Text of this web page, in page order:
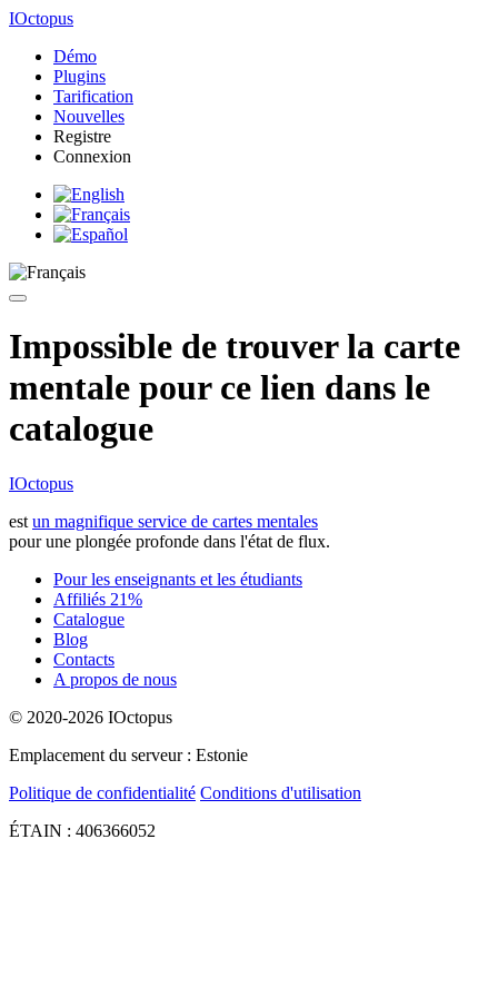
IOctopus
Démo
Plugins
Tarification
Nouvelles
Registre
Connexion
Impossible de trouver la carte
mentale pour ce lien dans le
catalogue
IOctopus
est un magnifique service de cartes mentales
pour une plongée profonde dans l'état de flux.
Pour les enseignants et les étudiants
Affiliés 21%
Catalogue
Blog
Contacts
A propos de nous
© 2020-2026 IOctopus
Emplacement du serveur : Estonie
Politique de confidentialité Conditions d'utilisation
ÉTAIN : 406366052